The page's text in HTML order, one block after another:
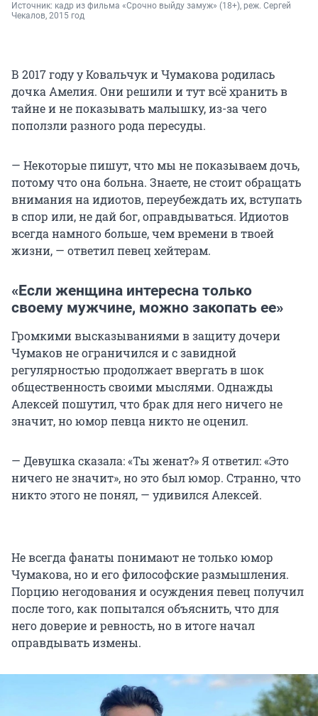
Источник: кадр из фильма «Срочно выйду замуж» (18+), реж. Сергей
Чекалов, 2015 год
В 2017 году у Ковальчук и Чумакова родилась
дочка Амелия. Они решили и тут всё хранить в
тайне и не показывать малышку, из-за чего
поползли разного рода пересуды.
— Некоторые пишут, что мы не показываем дочь,
потому что она больна. Знаете, не стоит обращать
внимания на идиотов, переубеждать их, вступать
в спор или, не дай бог, оправдываться. Идиотов
всегда намного больше, чем времени в твоей
жизни, — ответил певец хейтерам.
«Если женщина интересна только
своему мужчине, можно закопать ее»
Громкими высказываниями в защиту дочери
Чумаков не ограничился и с завидной
регулярностью продолжает ввергать в шок
общественность своими мыслями. Однажды
Алексей пошутил, что брак для него ничего не
значит, но юмор певца никто не оценил.
— Девушка сказала: «Ты женат?» Я ответил: «Это
ничего не значит», но это был юмор. Странно, что
никто этого не понял, — удивился Алексей.
Не всегда фанаты понимают не только юмор
Чумакова, но и его философские размышления.
Порцию негодования и осуждения певец получил
после того, как попытался объяснить, что для
него доверие и ревность, но в итоге начал
оправдывать измены.